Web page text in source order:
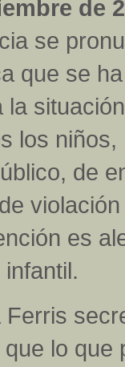
de
se
que se
los
de
es
lo